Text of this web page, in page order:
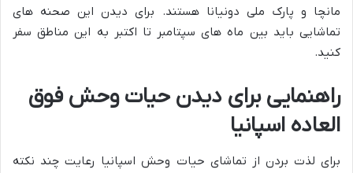
مانچا و پارک ملی دونیانا هستند. برای دیدن این صحنه های
تماشایی باید بین ماه های سپتامبر تا اکتبر به این مناطق سفر
کنید.
راهنمایی برای دیدن حیات وحش فوق
العاده اسپانیا
برای لذت بردن از تماشای حیات وحش اسپانیا رعایت چند نکته